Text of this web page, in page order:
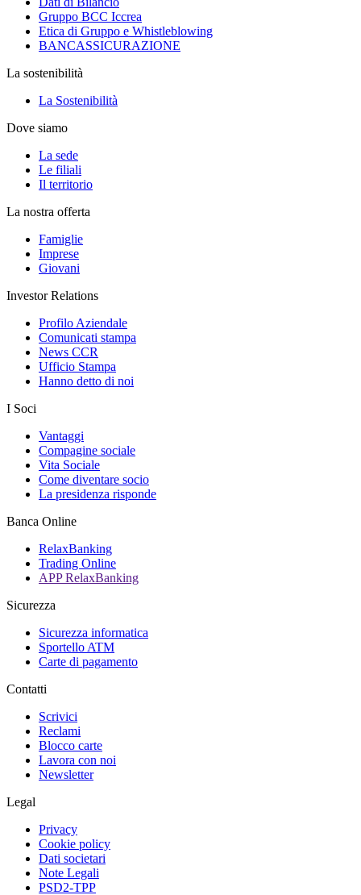
Gruppo BCC Iccrea
Etica di Gruppo e Whistleblowing
BANCASSICURAZIONE
La sostenibilità
La Sostenibilità
Dove siamo
La sede
Le filiali
Il territorio
La nostra offerta
Famiglie
Imprese
Giovani
Investor Relations
Profilo Aziendale
Comunicati stampa
News CCR
Ufficio Stampa
Hanno detto di noi
I Soci
Vantaggi
Compagine sociale
Vita Sociale
Come diventare socio
La presidenza risponde
Banca Online
RelaxBanking
Trading Online
APP RelaxBanking
Sicurezza
Sicurezza informatica
Sportello ATM
Carte di pagamento
Contatti
Scrivici
Reclami
Blocco carte
Lavora con noi
Newsletter
Legal
Privacy
Cookie policy
Dati societari
Note Legali
PSD2-TPP